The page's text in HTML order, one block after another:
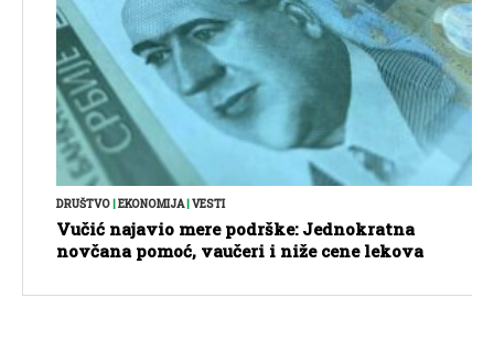
DRUŠTVO|EKONOMIJA|VESTI
Vučić najavio mere podrške: Jednokratna
novčana pomoć, vaučeri i niže cene lekova